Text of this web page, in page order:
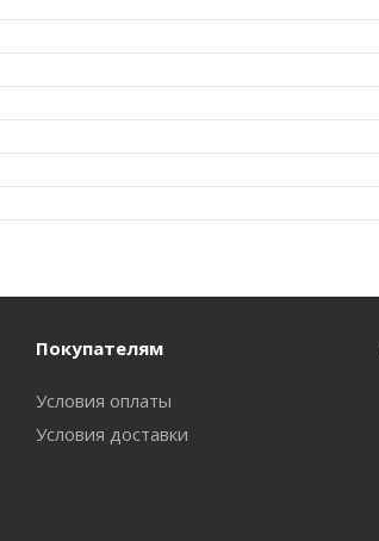
Покупателям
Условия оплаты
Условия доставки